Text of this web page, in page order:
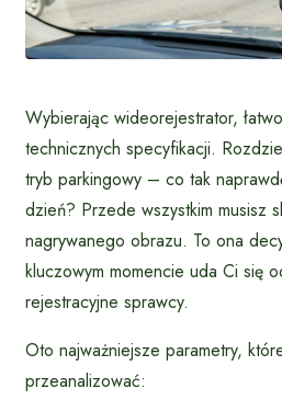
Wybierając wideorejestrator,
technicznych specyfikacji.
tryb parkingowy – co tak
dzień? Przede wszystkim musisz
nagrywanego obrazu. To ona
kluczowym momencie uda Ci się
rejestracyjne sprawcy.
Oto najważniejsze parametry,
przeanalizować: